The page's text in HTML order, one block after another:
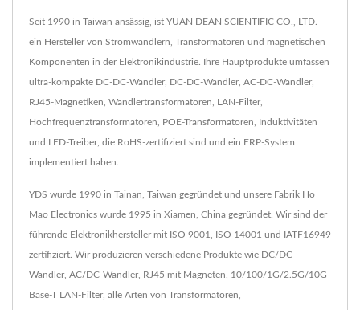
Seit 1990 in Taiwan ansässig, ist YUAN DEAN SCIENTIFIC CO., LTD.
ein Hersteller von Stromwandlern, Transformatoren und magnetischen
Komponenten in der Elektronikindustrie. Ihre Hauptprodukte umfassen
ultra-kompakte DC-DC-Wandler, DC-DC-Wandler, AC-DC-Wandler,
RJ45-Magnetiken, Wandlertransformatoren, LAN-Filter,
Hochfrequenztransformatoren, POE-Transformatoren, Induktivitäten
und LED-Treiber, die RoHS-zertifiziert sind und ein ERP-System
implementiert haben.
YDS wurde 1990 in Tainan, Taiwan gegründet und unsere Fabrik Ho
Mao Electronics wurde 1995 in Xiamen, China gegründet. Wir sind der
führende Elektronikhersteller mit ISO 9001, ISO 14001 und IATF16949
zertifiziert. Wir produzieren verschiedene Produkte wie DC/DC-
Wandler, AC/DC-Wandler, RJ45 mit Magneten, 10/100/1G/2.5G/10G
Base-T LAN-Filter, alle Arten von Transformatoren,